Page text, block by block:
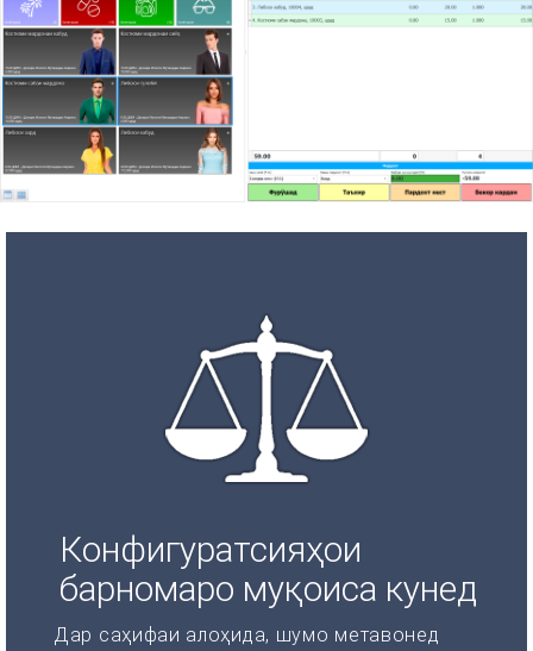
Конфигуратсияҳои
барномаро муқоиса кунед
Дар саҳифаи алоҳида, шумо метавонед